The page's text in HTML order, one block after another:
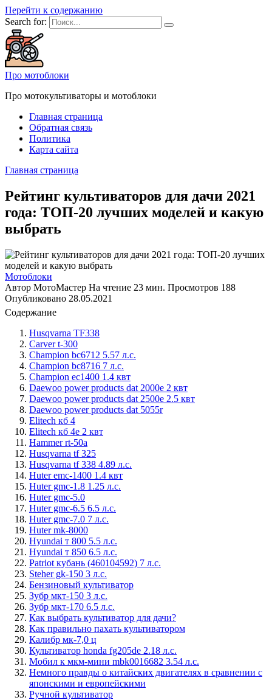
Перейти к содержанию
Search for:
Про мотоблоки
Про мотокультиваторы и мотоблоки
Главная страница
Обратная связь
Политика
Карта сайта
Главная страница
Рейтинг культиваторов для дачи 2021
года: ТОП-20 лучших моделей и какую
выбрать
Мотоблоки
Автор МотоМастер На чтение 23 мин. Просмотров 188
Опубликовано 28.05.2021
Содержание
Husqvarna TF338
Carver t-300
Champion bc6712 5.57 л.с.
Champion bc8716 7 л.с.
Champion ec1400 1.4 квт
Daewoo power products dat 2000e 2 квт
Daewoo power products dat 2500e 2.5 квт
Daewoo power products dat 5055r
Elitech кб 4
Elitech кб 4е 2 квт
Hammer rt-50a
Husqvarna tf 325
Husqvarna tf 338 4.89 л.с.
Huter emc-1400 1.4 квт
Huter gmc-1.8 1.25 л.с.
Huter gmc-5.0
Huter gmc-6.5 6.5 л.с.
Huter gmc-7.0 7 л.с.
Huter mk-8000
Hyundai т 800 5.5 л.с.
Hyundai т 850 6.5 л.с.
Patriot кубань (460104592) 7 л.с.
Steher gk-150 3 л.с.
Бензиновый культиватор
Зубр мкт-150 3 л.с.
Зубр мкт-170 6.5 л.с.
Как выбрать культиватор для дачи?
Как правильно пахать культиватором
Калибр мк-7,0 ц
Культиватор honda fg205de 2.18 л.с.
Мобил к мкм-мини mbk0016682 3.54 л.с.
Немного правды о китайских двигателях в сравнении с
японскими и европейскими
Ручной культиватор